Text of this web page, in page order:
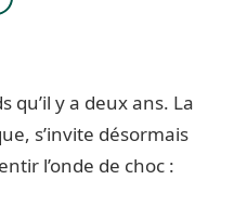
y a deux ans. La
s’invite désormais
l’onde de choc :